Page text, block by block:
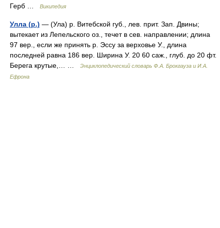
Герб …
Википедия
Улла (р.) — (Ула) р. Витебской губ., лев. прит. Зап. Двины;
вытекает из Лепельского оз., течет в сев. направлении; длина
97 вер., если же принять р. Эссу за верховье У., длина
последней равна 186 вер. Ширина У. 20 60 саж., глуб. до 20 фт.
Берега крутые,… …
Энциклопедический словарь Ф.А. Брокгауза и И.А.
Ефрона